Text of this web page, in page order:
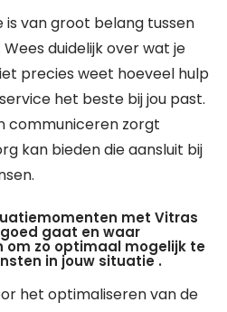
van groot belang tussen
duidelijk over wat je
precies weet hoeveel hulp
het beste bij jou past.
communiceren zorgt
kan bieden die aansluit bij
met Vitras
gaat en waar
zo optimaal mogelijk te
in jouw situatie .
het optimaliseren van de